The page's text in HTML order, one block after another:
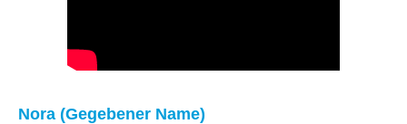
Nora (Gegebener Name)